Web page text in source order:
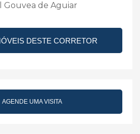
Gouvea de Aguiar
DESTE CORRETOR
AGENDE UMA VISITA